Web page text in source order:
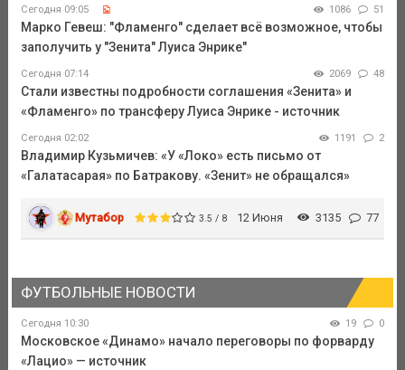
Сегодня 09:05 1086 51
Марко Гевеш: "Фламенго" сделает всё возможное, чтобы
заполучить у "Зенита" Луиса Энрике"
Сегодня 07:14 2069 48
Стали известны подробности соглашения «Зенита» и
«Фламенго» по трансферу Луиса Энрике - источник
Сегодня 02:02 1191 2
Владимир Кузьмичев: «У «Локо» есть письмо от
«Галатасарая» по Батракову. «Зенит» не обращался»
Мутабор 3.5 / 8 12 Июня 3135 77
ФУТБОЛЬНЫЕ НОВОСТИ
Сегодня 10:30 19 0
Московское «Динамо» начало переговоры по форварду
«Лацио» — источник